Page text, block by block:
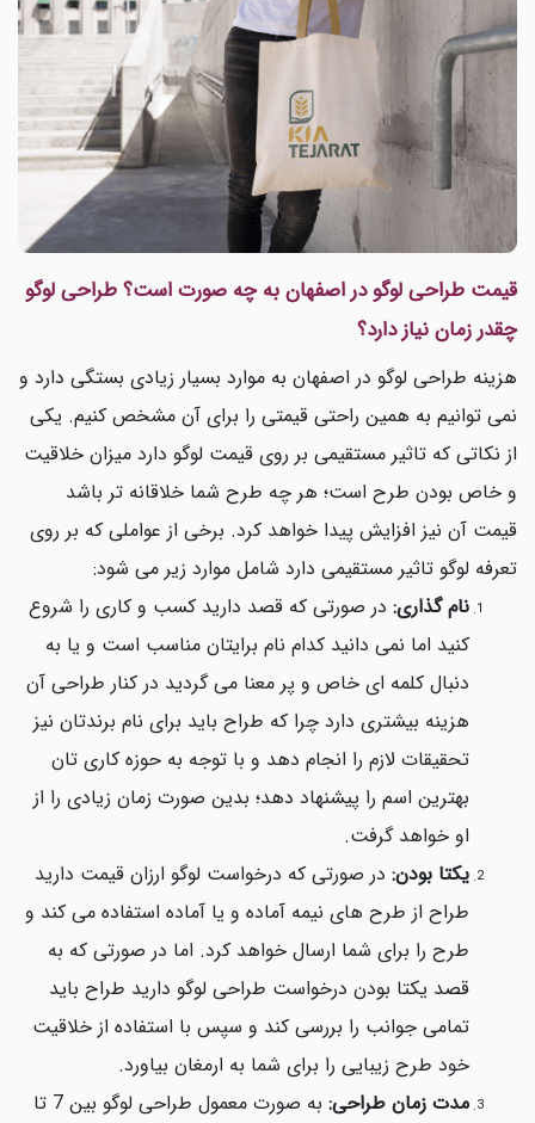
قیمت طراحی لوگو در اصفهان به چه صورت است؟ طراحی لوگو
چقدر زمان نیاز دارد؟
هزینه طراحی لوگو در اصفهان به موارد بسیار زیادی بستگی دارد و
نمی توانیم به همین راحتی قیمتی را برای آن مشخص کنیم. یکی
از نکاتی که تاثیر مستقیمی بر روی قیمت لوگو دارد میزان خلاقیت
و خاص بودن طرح است؛ هر چه طرح شما خلاقانه تر باشد
قیمت آن نیز افزایش پیدا خواهد کرد. برخی از عواملی که بر روی
تعرفه لوگو تاثیر مستقیمی دارد شامل موارد زیر می شود:
نام گذاری: در صورتی که قصد دارید کسب و کاری را شروع
کنید اما نمی دانید کدام نام برایتان مناسب است و یا به
دنبال کلمه ای خاص و پر معنا می گردید در کنار طراحی آن
هزینه بیشتری دارد چرا که طراح باید برای نام برندتان نیز
تحقیقات لازم را انجام دهد و با توجه به حوزه کاری تان
بهترین اسم را پیشنهاد دهد؛ بدین صورت زمان زیادی را از
او خواهد گرفت.
یکتا بودن: در صورتی که درخواست لوگو ارزان قیمت دارید
طراح از طرح های نیمه آماده و یا آماده استفاده می کند و
طرح را برای شما ارسال خواهد کرد. اما در صورتی که به
قصد یکتا بودن درخواست طراحی لوگو دارید طراح باید
تمامی جوانب را بررسی کند و سپس با استفاده از خلاقیت
خود طرح زیبایی را برای شما به ارمغان بیاورد.
مدت زمان طراحی:
به صورت معمول طراحی لوگو بین 7 تا